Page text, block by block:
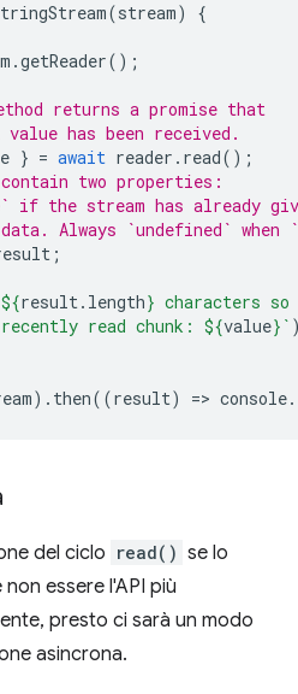
(stream)
{
.getReader();
returns a promise that
has been received.
} = await reader . read();
two properties:
the stream has already
Always `undefined`
;
${result. length} characters
recently read chunk: ${value} `
). then((result) => console.
del ciclo read() se lo
essere l'API più
presto ci sarà un modo
asincrona.